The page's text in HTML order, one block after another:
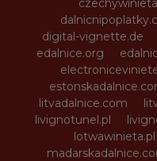
digital-vignette.de
edalnice.org
litvadalnice.com
livignotunel.pl
lotwawinieta.pl